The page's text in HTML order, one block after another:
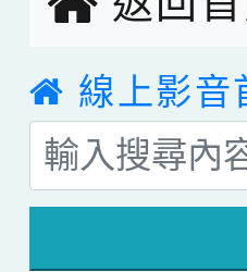
線上影音